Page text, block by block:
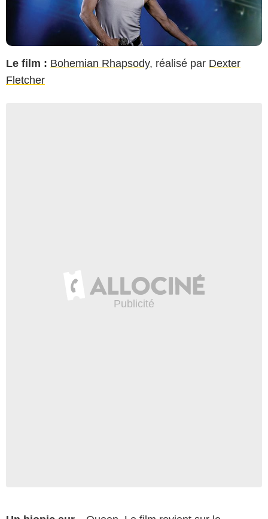
Le film : Bohemian Rhapsody, réalisé par Dexter
Fletcher